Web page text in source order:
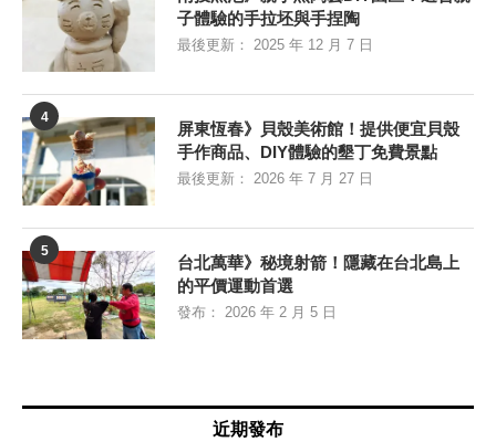
子體驗的手拉坯與手捏陶
最後更新： 2025 年 12 月 7 日
4
屏東恆春》貝殼美術館！提供便宜貝殼
手作商品、DIY體驗的墾丁免費景點
最後更新： 2026 年 7 月 27 日
5
台北萬華》秘境射箭！隱藏在台北島上
的平價運動首選
發布： 2026 年 2 月 5 日
近期發布